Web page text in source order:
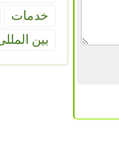
خدمات
بین